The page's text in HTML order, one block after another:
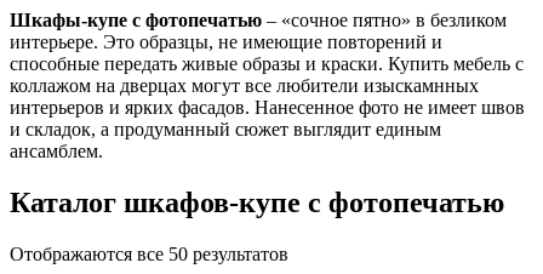
Шкафы-купе с фотопечатью – «сочное пятно» в безликом
интерьере. Это образцы, не имеющие повторений и
способные передать живые образы и краски. Купить мебель с
коллажом на дверцах могут все любители изыскамнных
интерьеров и ярких фасадов. Нанесенное фото не имеет швов
и складок, а продуманный сюжет выглядит единым
ансамблем.
Каталог шкафов-купе с фотопечатью
Отображаются все 50 результатов